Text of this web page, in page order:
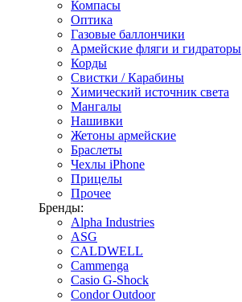
Компасы
Оптика
Газовые баллончики
Армейские фляги и гидраторы
Корды
Свистки / Карабины
Химический источник света
Мангалы
Нашивки
Жетоны армейские
Браслеты
Чехлы iPhone
Прицелы
Прочее
Бренды:
Alpha Industries
ASG
CALDWELL
Cammenga
Casio G-Shock
Condor Outdoor